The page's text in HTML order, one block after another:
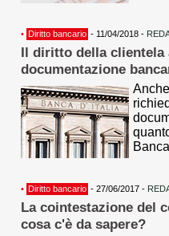
• Diritto bancario - 11/04/2018 -
Il diritto della clientela
documentazione
• Diritto bancario - 27/06/2017 -
La cointestazione del
cosa c'è da sapere?